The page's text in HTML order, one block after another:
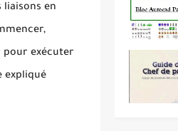
en
pour exécuter
expliqué